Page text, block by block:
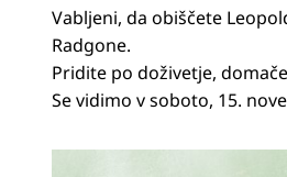
Vabljeni, da obiščete
Radgone.
Pridite po doživetje,
Se vidimo v soboto, 15.